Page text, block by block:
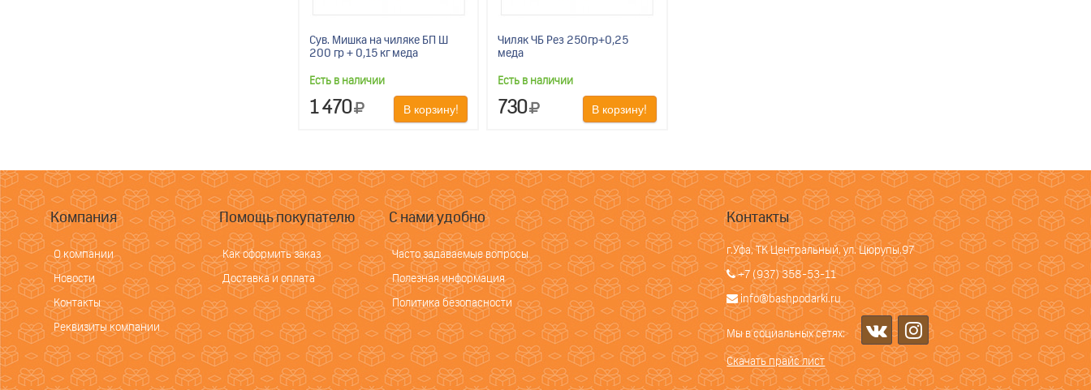
Сув. Мишка на чиляке БП Ш
200 гр + 0,15 кг меда
Есть в наличии
1 470 В корзину!
Чиляк ЧБ Рез 250гр+0,25
меда
Есть в наличии
730 В корзину!
Компания
О компании
Новости
Контакты
Реквизиты компании
Помощь покупателю
Как оформить заказ
Доставка и оплата
С нами удобно
Часто задаваемые вопросы
Полезная информация
Политика безопасности
Контакты
г.Уфа, ТК Центральный, ул. Цюрупы,97
+7 (937) 358-53-11
info@bashpodarki.ru
Мы в социальных сетях:
Скачать прайс лист